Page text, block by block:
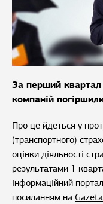
За перший квартал
компаній
Про це йдеться у
(транспортного)
оцінки діяльності
результатами 1
інформаційний портал
посиланням на